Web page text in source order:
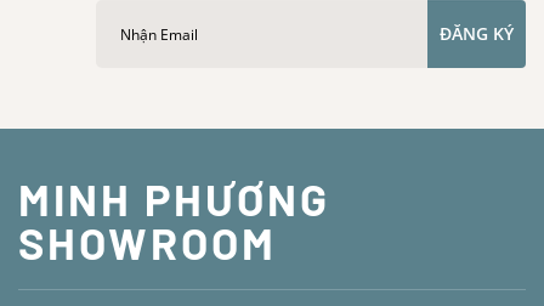
ĐĂNG KÝ
MINH PHƯƠNG
SHOWROOM